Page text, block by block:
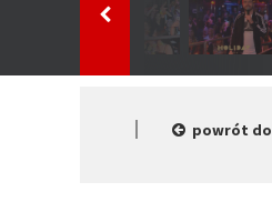
powrót